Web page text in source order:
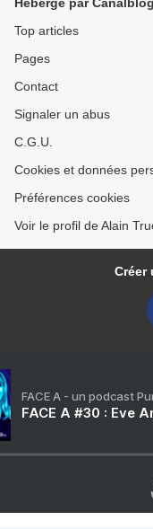
Top articles
Pages
Contact
Signaler un abus
C.G.U.
Cookies et données
Préférences cookies
Voir le profil de Alain
Créer
FACE A - un podcast
FACE A #30 : Eve